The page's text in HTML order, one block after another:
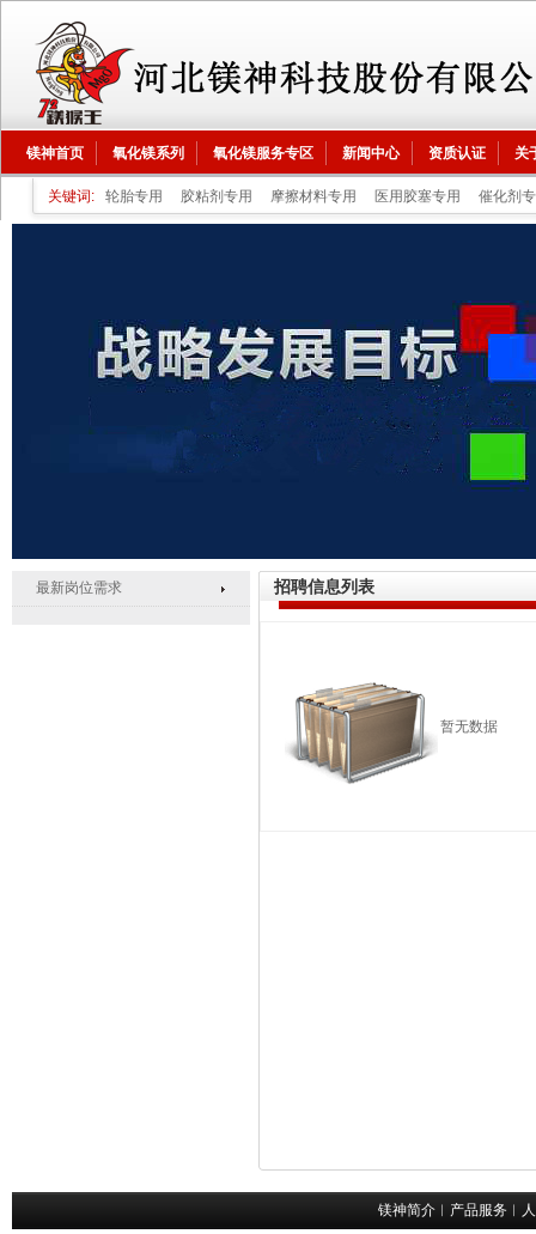
镁神首页 氧化镁系列 氧化镁服务专区 新闻中心 资质认证 关
关键词: 轮胎专用 胶粘剂专用 摩擦材料专用 医用胶塞专用 催化剂
最新岗位需求 招聘信息列表
暂无数据
镁神简介 ︱ 产品服务 ︱